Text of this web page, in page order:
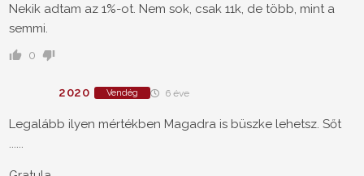
Nekik adtam az 1%-ot. Nem sok, csak 11k, de több, mint a
semmi.
0
2020 Vendég 6 éve
Legalább ilyen mértékben Magadra is büszke lehetsz. Sőt
......